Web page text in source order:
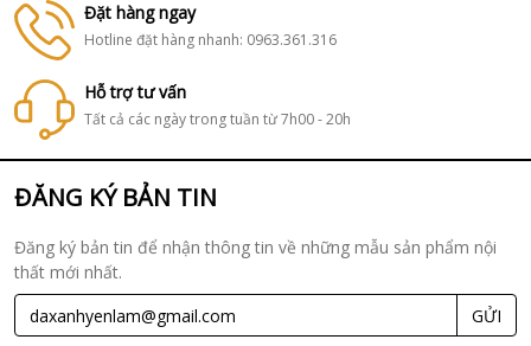
Đặt hàng ngay
Hotline đặt hàng nhanh: 0963.361.316
Hỗ trợ tư vấn
Tất cả các ngày trong tuần từ 7h00 - 20h
ĐĂNG KÝ BẢN TIN
Đăng ký bản tin để nhận thông tin về những mẫu sản phẩm nội
thất mới nhất.
GỬI